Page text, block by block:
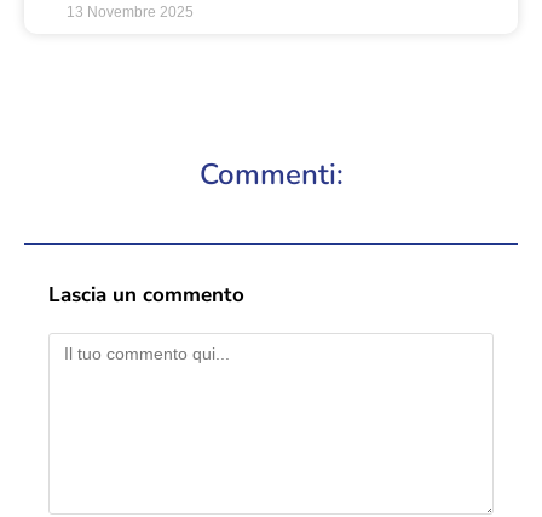
13 Novembre 2025
Commenti:
Lascia un commento